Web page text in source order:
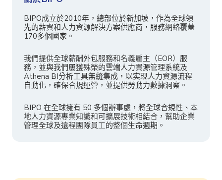
BIPO成立於2010年，總部位於新加坡，作為全球領
先的薪資和人力資源解決方案供應商，服務網絡覆蓋
170多個國家。
我們提供全球薪酬外包服務和名義雇主（EOR）服
務，並與我們屢獲殊榮的雲端人力資源管理系統及
Athena BI分析工具無縫集成，以实现人力資源流程
自動化，確保合規運營，並提供勞動力數據洞察。
BIPO 在全球擁有 50 多個辦事處，將全球合規性、本
地人力資源專業知識和可擴展技術相結合，幫助企業
管理全球及遠程團隊員工的整個生命週期。